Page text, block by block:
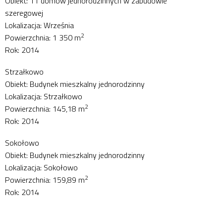
szeregowej
Lokalizacja: Września
Powierzchnia: 1 350 m2
Rok: 2014
Strzałkowo
Obiekt: Budynek mieszkalny jednorodzinny
Lokalizacja: Strzałkowo
Powierzchnia: 145,18 m2
Rok: 2014
Sokołowo
Obiekt: Budynek mieszkalny jednorodzinny
Lokalizacja: Sokołowo
Powierzchnia: 159,89 m2
Rok: 2014